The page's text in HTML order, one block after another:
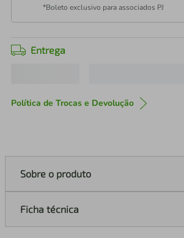
*Boleto exclusivo para associados PJ
Entrega
Política de Trocas e Devolução
Sobre o produto
Ficha técnica